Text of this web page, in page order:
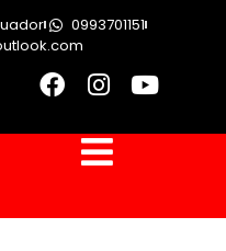
0993701151